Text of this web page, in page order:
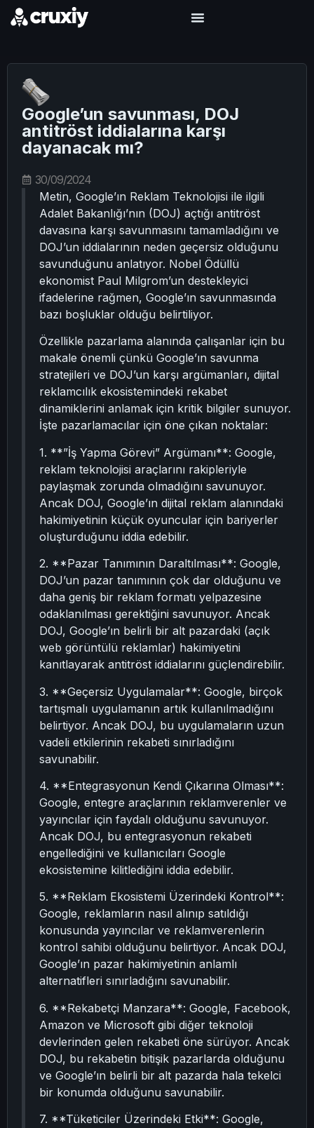
Google’un savunması, DOJ
antitröst iddialarına karşı
dayanacak mı?
30/09/2024
Metin, Google’ın Reklam Teknolojisi ile ilgili
Adalet Bakanlığı’nın (DOJ) açtığı antitröst
davasına karşı savunmasını tamamladığını ve
DOJ’un iddialarının neden geçersiz olduğunu
savunduğunu anlatıyor. Nobel Ödüllü
ekonomist Paul Milgrom’un destekleyici
ifadelerine rağmen, Google’ın savunmasında
bazı boşluklar olduğu belirtiliyor.
Özellikle pazarlama alanında çalışanlar için bu
makale önemli çünkü Google’ın savunma
stratejileri ve DOJ’un karşı argümanları, dijital
reklamcılık ekosistemindeki rekabet
dinamiklerini anlamak için kritik bilgiler sunuyor.
İşte pazarlamacılar için öne çıkan noktalar:
1. **”İş Yapma Görevi” Argümanı**: Google,
reklam teknolojisi araçlarını rakipleriyle
paylaşmak zorunda olmadığını savunuyor.
Ancak DOJ, Google’ın dijital reklam alanındaki
hakimiyetinin küçük oyuncular için bariyerler
oluşturduğunu iddia edebilir.
2. **Pazar Tanımının Daraltılması**: Google,
DOJ’un pazar tanımının çok dar olduğunu ve
daha geniş bir reklam formatı yelpazesine
odaklanılması gerektiğini savunuyor. Ancak
DOJ, Google’ın belirli bir alt pazardaki (açık
web görüntülü reklamlar) hakimiyetini
kanıtlayarak antitröst iddialarını güçlendirebilir.
3. **Geçersiz Uygulamalar**: Google, birçok
tartışmalı uygulamanın artık kullanılmadığını
belirtiyor. Ancak DOJ, bu uygulamaların uzun
vadeli etkilerinin rekabeti sınırladığını
savunabilir.
4. **Entegrasyonun Kendi Çıkarına Olması**:
Google, entegre araçlarının reklamverenler ve
yayıncılar için faydalı olduğunu savunuyor.
Ancak DOJ, bu entegrasyonun rekabeti
engellediğini ve kullanıcıları Google
ekosistemine kilitlediğini iddia edebilir.
5. **Reklam Ekosistemi Üzerindeki Kontrol**:
Google, reklamların nasıl alınıp satıldığı
konusunda yayıncılar ve reklamverenlerin
kontrol sahibi olduğunu belirtiyor. Ancak DOJ,
Google’ın pazar hakimiyetinin anlamlı
alternatifleri sınırladığını savunabilir.
6. **Rekabetçi Manzara**: Google, Facebook,
Amazon ve Microsoft gibi diğer teknoloji
devlerinden gelen rekabeti öne sürüyor. Ancak
DOJ, bu rekabetin bitişik pazarlarda olduğunu
ve Google’ın belirli bir alt pazarda hala tekelci
bir konumda olduğunu savunabilir.
7. **Tüketiciler Üzerindeki Etki**: Google,